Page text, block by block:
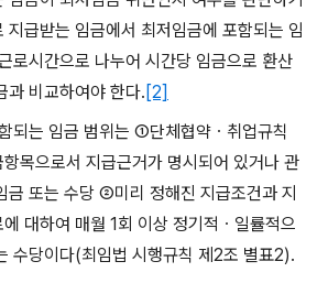
급받는 임금에서 최저임금에 포함되는 임
로시간으로 나누어 시간당 임금으로 환산
비교하여야 한다. [2]
되는 임금 범위는 ①단체협약ㆍ취업규칙
목으로서 지급근거가 명시되어 있거나 관
금 또는 수당 ②미리 정해진 지급조건과 지
대하여 매월 1회 이상 정기적ㆍ일률적으
수당이다(최임법 시행규칙 제 2조 별표2).